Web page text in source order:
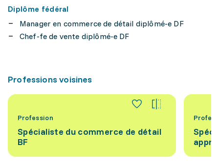
Diplôme fédéral
Manager en commerce de détail diplômé-e DF
Chef-fe de vente diplômé-e DF
Professions voisines
Profession
Spécialiste du commerce de détail
BF